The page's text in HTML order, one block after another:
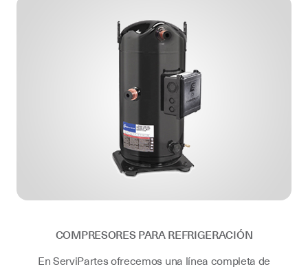
COMPRESORES PARA REFRIGERACIÓN
En ServiPartes ofrecemos una línea completa de